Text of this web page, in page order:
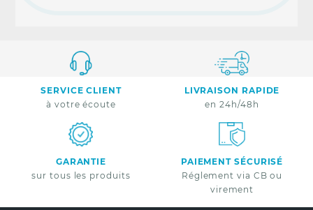
SERVICE CLIENT
à votre écoute
LIVRAISON RAPIDE
en 24h/48h
GARANTIE
sur tous les produits
PAIEMENT SÉCURISÉ
Réglement via CB ou
virement